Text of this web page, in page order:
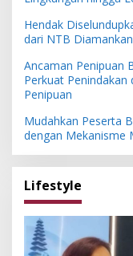
Hendak
dari NTB
Ancaman Penipuan
Perkuat Penindakan
Penipuan
Mudahkan Peserta
dengan Mekanisme
Lifestyle